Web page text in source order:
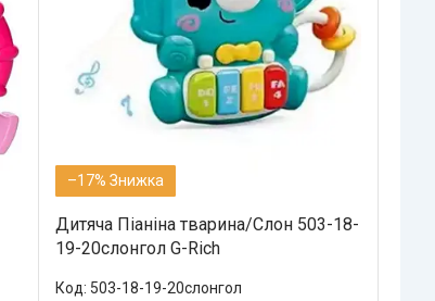
–17%
Дитяча Піаніна тварина/Слон 503-18-
19-20слонгол G-Rich
503-18-19-20слонгол